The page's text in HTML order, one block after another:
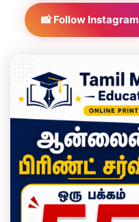
📸 Follow Instagram